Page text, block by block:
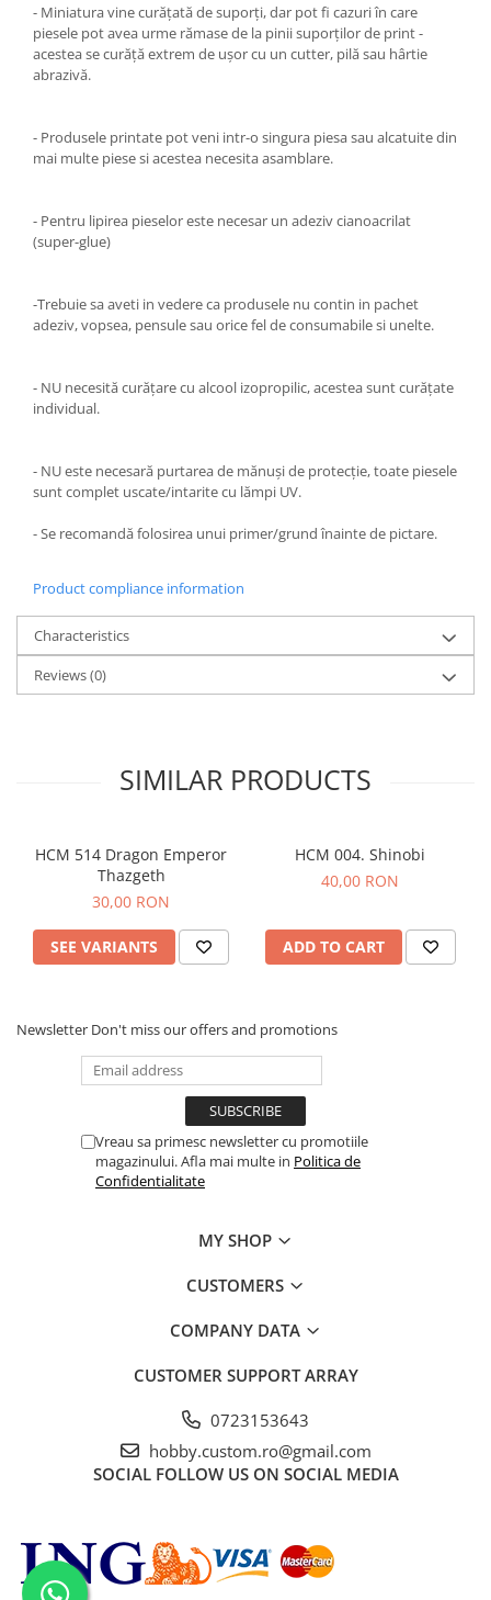
- Miniatura vine curățată de suporți, dar pot fi cazuri în care
piesele pot avea urme rămase de la pinii suporților de print -
acestea se curăță extrem de ușor cu un cutter, pilă sau hârtie
abrazivă.
- Produsele printate pot veni intr-o singura piesa sau alcatuite din
mai multe piese si acestea necesita asamblare.
- Pentru lipirea pieselor este necesar un adeziv cianoacrilat
(super-glue)
-Trebuie sa aveti in vedere ca produsele nu contin in pachet
adeziv, vopsea, pensule sau orice fel de consumabile si unelte.
- NU necesită curățare cu alcool izopropilic, acestea sunt curățate
individual.
- NU este necesară purtarea de mănuși de protecție, toate piesele
sunt complet uscate/intarite cu lămpi UV.
- Se recomandă folosirea unui primer/grund înainte de pictare.
Product compliance information
Characteristics
Reviews(0)
SIMILAR PRODUCTS
HCM 514 Dragon Emperor
Thazgeth
30,00 RON
SEE VARIANTS
HCM 004. Shinobi
40,00 RON
ADD TO CART
Newsletter Don't miss our offers and promotions
Vreau sa primesc newsletter cu promotiile
magazinului. Afla mai multe in Politica de
Confidentialitate
MY SHOP
CUSTOMERS
COMPANY DATA
CUSTOMER SUPPORTARRAY
0723153643
hobby.custom.ro@gmail.com
SOCIAL FOLLOW US ON SOCIAL MEDIA